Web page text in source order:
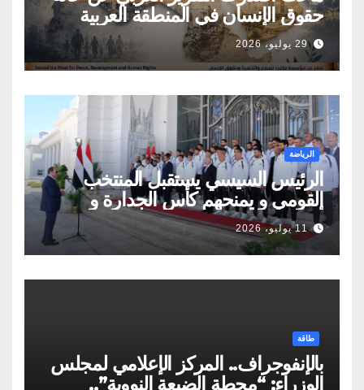
حقوق الإنسان في المنطقة العربية
29 يوليو، 2026
الرياضة
الرئيس السيسي يستقبل المنتخب
القومي و يمنحهم كأس الجدارة و
أوسمة تكريمية
11 يوليو، 2026
طاقة
بالإنفوجراف.. المركز الإعلامي لمجلس
الوزراء: “محطة الضبعة النووية”..